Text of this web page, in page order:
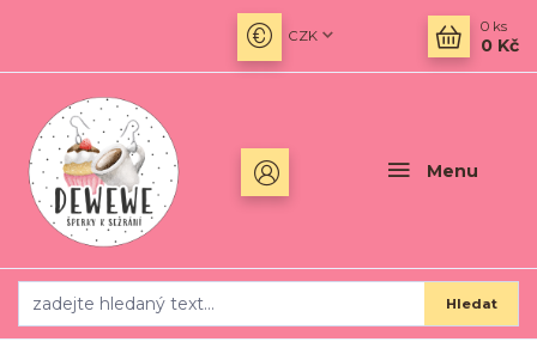
Menu
CZK
Hledat
0 ks
0 Kč